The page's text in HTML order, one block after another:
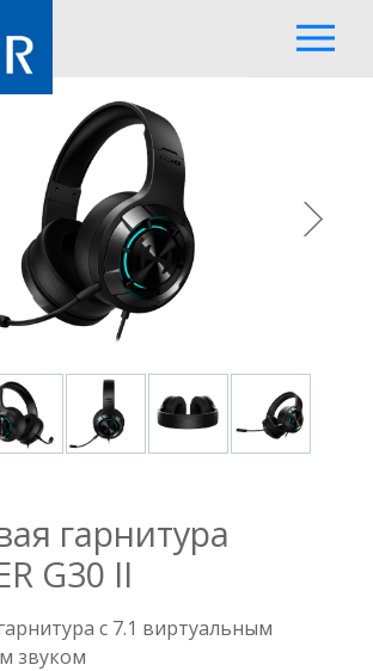
гарнитура
G30 II
с 7.1 виртуальным
звуком